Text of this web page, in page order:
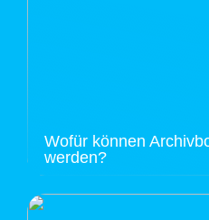
Wofür können
werden?